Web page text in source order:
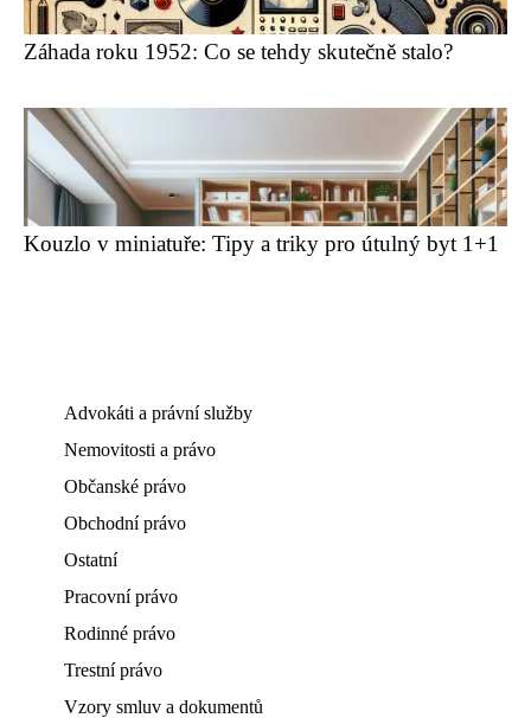
Záhada roku 1952: Co se tehdy skutečně stalo?
Kouzlo v miniatuře: Tipy a triky pro útulný byt 1+1
Advokáti a právní služby
Nemovitosti a právo
Občanské právo
Obchodní právo
Ostatní
Pracovní právo
Rodinné právo
Trestní právo
Vzory smluv a dokumentů